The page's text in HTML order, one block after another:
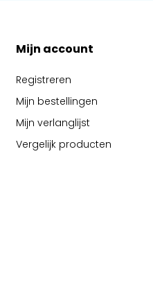
Mijn account
Registreren
Mijn bestellingen
Mijn verlanglijst
Vergelijk producten